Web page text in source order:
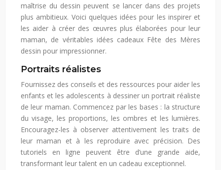
maîtrise du dessin peuvent se lancer dans des projets
plus ambitieux. Voici quelques idées pour les inspirer et
les aider à créer des œuvres plus élaborées pour leur
maman, de véritables idées cadeaux Fête des Mères
dessin pour impressionner.
Portraits réalistes
Fournissez des conseils et des ressources pour aider les
enfants et les adolescents à dessiner un portrait réaliste
de leur maman. Commencez par les bases : la structure
du visage, les proportions, les ombres et les lumières.
Encouragez-les à observer attentivement les traits de
leur maman et à les reproduire avec précision. Des
tutoriels en ligne peuvent être d’une grande aide,
transformant leur talent en un cadeau exceptionnel.